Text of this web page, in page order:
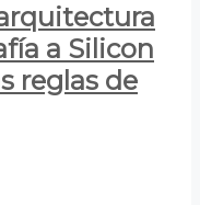
a Silicon
reglas de